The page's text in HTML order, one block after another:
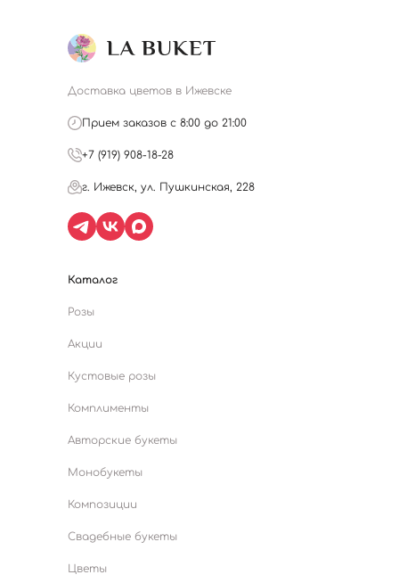
Доставка цветов в Ижевске
Прием заказов с 8:00 до 21:00
+7 (919) 908-18-28
г. Ижевск, ул. Пушкинская, 228
Каталог
Розы
Акции
Кустовые розы
Комплименты
Авторские букеты
Монобукеты
Композиции
Свадебные букеты
Цветы